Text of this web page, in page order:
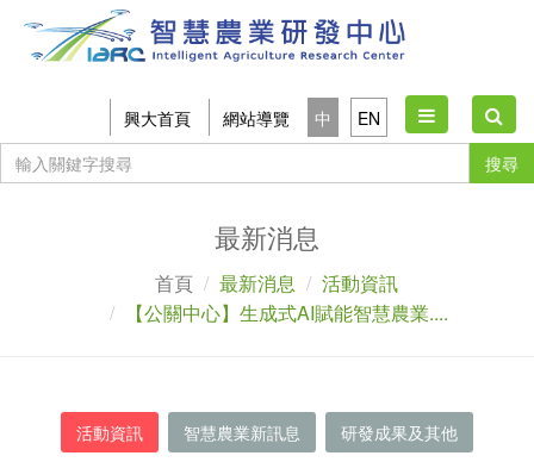
興大首頁 網站導覽 中 EN
Toggle
navigation
搜尋
最新消息
首頁 最新消息
活動資訊
【公關中心】生成式AI賦能智慧農業....
活動資訊 智慧農業新訊息 研發成果及其他